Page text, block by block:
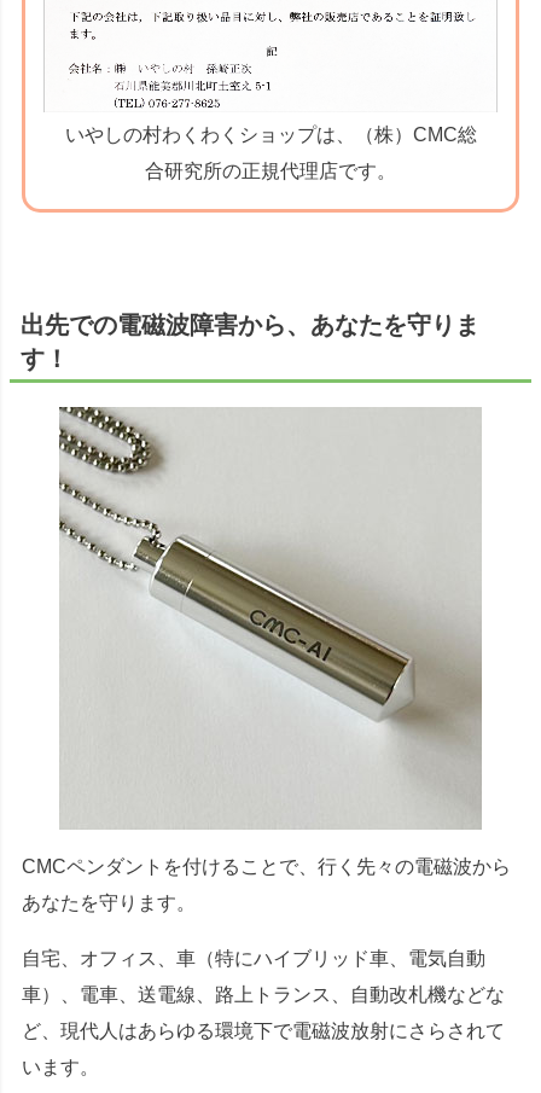
いやしの村わくわくショップは、（株）CMC総
合研究所の正規代理店です。
出先での電磁波障害から、あなたを守りま
す！
CMCペンダントを付けることで、行く先々の電磁波から
あなたを守ります。
自宅、オフィス、車（特にハイブリッド車、電気自動
車）、電車、送電線、路上トランス、自動改札機などな
ど、現代人はあらゆる環境下で電磁波放射にさらされて
います。